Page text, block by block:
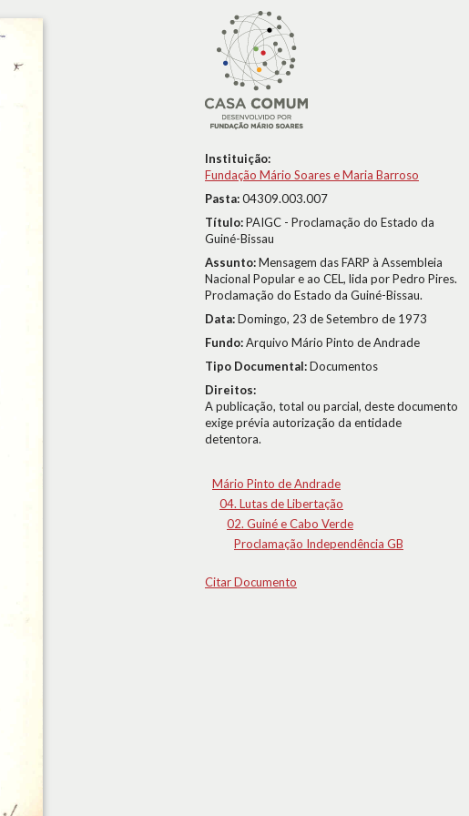
Instituição:
Fundação Mário Soares e Maria Barroso
Pasta:04309.003.007
Título:PAIGC - Proclamação do Estado da
Guiné-Bissau
Assunto:Mensagem das FARP à Assembleia
Nacional Popular e ao CEL, lida por Pedro Pires.
Proclamação do Estado da Guiné-Bissau.
Data:Domingo, 23 de Setembro de 1973
Fundo:Arquivo Mário Pinto de Andrade
Tipo Documental:Documentos
Direitos:
A publicação, total ou parcial, deste documento
exige prévia autorização da entidade
detentora.
Mário Pinto de Andrade
04. Lutas de Libertação
02. Guiné e Cabo Verde
Proclamação Independência GB
Citar Documento